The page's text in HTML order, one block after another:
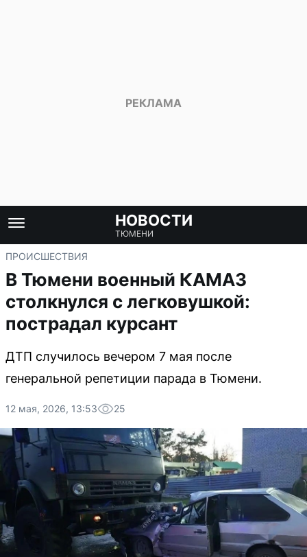
НОВОСТИ
ТЮМЕНИ
ПРОИСШЕСТВИЯ
В Тюмени военный КАМАЗ
столкнулся с легковушкой:
пострадал курсант
ДТП случилось вечером 7 мая после
генеральной репетиции парада в Тюмени.
12 мая, 2026, 13:53 25